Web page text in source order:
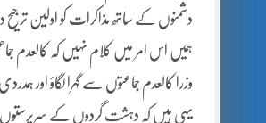
دشمنوں کے ساتھ مذاکرات کو اولین
ہمیں اس امر میں کلام نہیں کہ کالعدم
وزرا کالعدم جماعتوں سے گہرا لگاؤ اور
یہی ہیں کہ دہشت گردوں کے سرپرستوں پر